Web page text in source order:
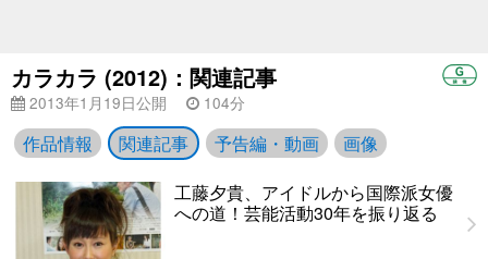
カラカラ (2012)：関連記事
2013年1月19日公開 104分
作品情報 関連記事 予告編・動画
画像
工藤夕貴、アイドルから国際派女優
への道！芸能活動30年を振り返る